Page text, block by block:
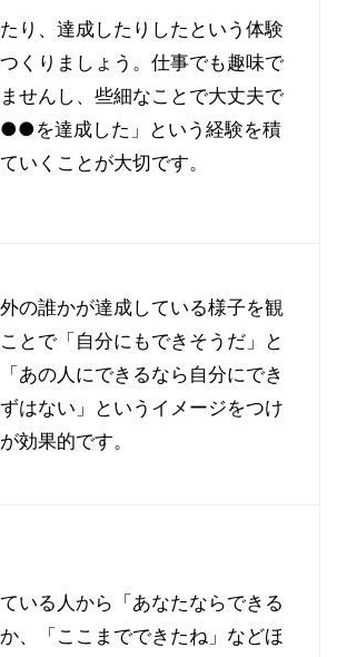
り、達成したりしたという体験
くりましょう。仕事でも趣味で
せんし、些細なことで大丈夫で
を達成した」という経験を積
いくことが大切です。
の誰かが達成している様子を観
とで「自分にもできそうだ」と
あの人にできるなら自分にでき
はない」というイメージをつけ
効果的です。
いる人から「あなたならできる
、「ここまでできたね」などほ